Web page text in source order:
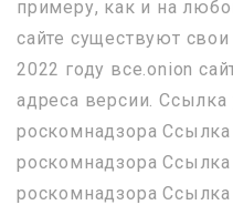
примеру, как и на
сайте существуют
2022 году все.onion
адреса версии. Ссылка
роскомнадзора
роскомнадзора
роскомнадзора